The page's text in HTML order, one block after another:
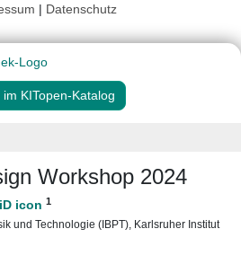
| Datenschutz
im KITopen-Katalog
Workshop 2024
1
und Technologie (IBPT), Karlsruher Institut